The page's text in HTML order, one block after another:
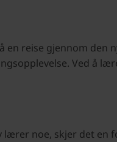
en reise gjennom
Ved å
lærer noe, skjer det